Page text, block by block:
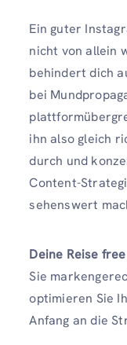
Ein guter
nicht von allein
behindert dich
bei
ihn also gleich
durch und
Content-
sehenswert
Deine Reise
Sie
optimieren Sie
Anfang an die